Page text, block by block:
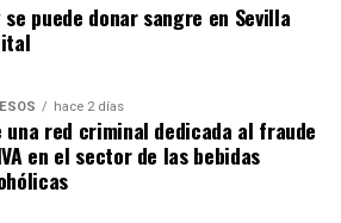
se puede donar sangre en Sevilla
hace 2 días
una red criminal dedicada al fraude
en el sector de las bebidas